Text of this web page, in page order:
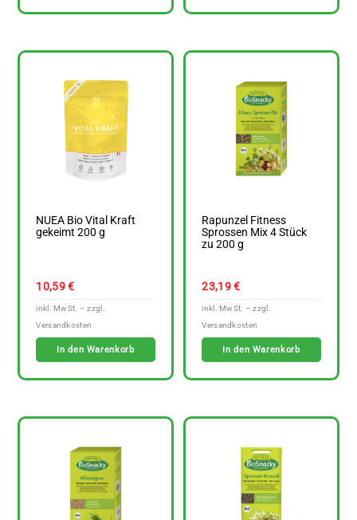
NUEA Bio Vital Kraft
gekeimt 200 g
10,59€
In den Warenkorb
Rapunzel Fitness
Sprossen Mix 4 Stück
zu 200 g
23,19€
In den Warenkorb